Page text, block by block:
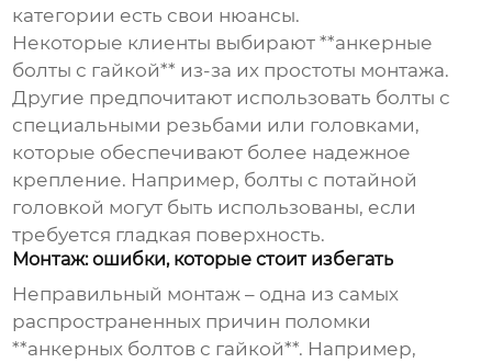
категории есть свои нюансы.
Некоторые клиенты выбирают **анкерные
болты с гайкой** из-за их простоты монтажа.
Другие предпочитают использовать болты с
специальными резьбами или головками,
которые обеспечивают более надежное
крепление. Например, болты с потайной
головкой могут быть использованы, если
требуется гладкая поверхность.
Монтаж: ошибки, которые стоит избегать
Неправильный монтаж – одна из самых
распространенных причин поломки
**анкерных болтов с гайкой**. Например,